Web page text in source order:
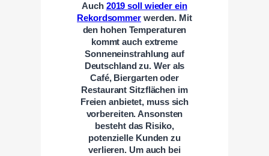
Auch 2019 soll wieder ein
Rekordsommer werden. Mit
den hohen Temperaturen
kommt auch extreme
Sonneneinstrahlung auf
Deutschland zu. Wer als
Café, Biergarten oder
Restaurant Sitzflächen im
Freien anbietet, muss sich
vorbereiten. Ansonsten
besteht das Risiko,
potenzielle Kunden zu
verlieren. Um auch bei